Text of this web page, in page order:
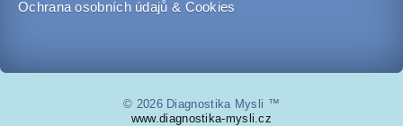
Ochrana osobních údajů & Cookies
© 2026 Diagnostika Mysli ™
www.diagnostika-mysli.cz